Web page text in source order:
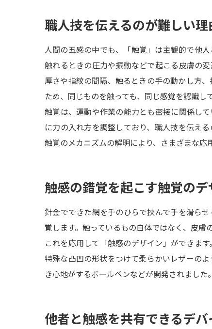
職人技を伝えるのが難しい理
人間の五感の中でも、「触覚」は主観的で他
触れるときの圧力や振動などで起こる皮膚の
厚さや指紋の間隔、触るときの手の動かし方
ため、同じものを触っても、同じ感覚を認識し
触覚は、運動や作業の能力とも密接に関係し
に力の入れ方を調整しており、職人技を伝え
触覚のメカニズムの解明により、さまざまな応
触感の錯覚を起こす触覚のデ
針金でできた網を手のひらで挟んで手を滑ら
覚します。触っているもの自体ではなく、皮膚
これを応用して「触感のデザイン」ができま
特殊な凸凹の形状をつけて柔らかいレザーの
き心地がするボールペンなどが開発されました。
他者と触感を共有できるデバ